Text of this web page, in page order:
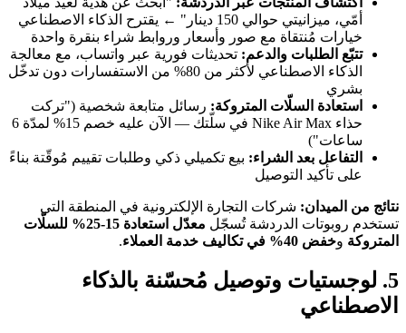
أمّي، ميزانيتي حوالي 150 دينار" ← يقترح الذكاء الاصطناعي
خيارات مُنتقاة مع صور وأسعار وروابط شراء بنقرة واحدة
تتبّع الطلبات والدعم:تحديثات فورية عبر واتساب، مع معالجة
الذكاء الاصطناعي لأكثر من 80% من الاستفسارات دون تدخّل
بشري
استعادة السلّات المتروكة:رسائل متابعة شخصية ("تركت
حذاء Nike Air Max في سلّتك — الآن عليه خصم 15% لمدّة 6
ساعات")
التفاعل بعد الشراء:بيع تكميلي ذكي وطلبات تقييم مُوقّتة بناءً
على تأكيد التوصيل
نتائج من الميدان:شركات التجارة الإلكترونية في المنطقة التي
تستخدم روبوتات الدردشة تُسجّل
معدّل استعادة 15-25% للسلّات
المتروكةو خفض 40% في تكاليف خدمة العملاء .
5. لوجستيات وتوصيل مُحسّنة بالذكاء
الاصطناعي